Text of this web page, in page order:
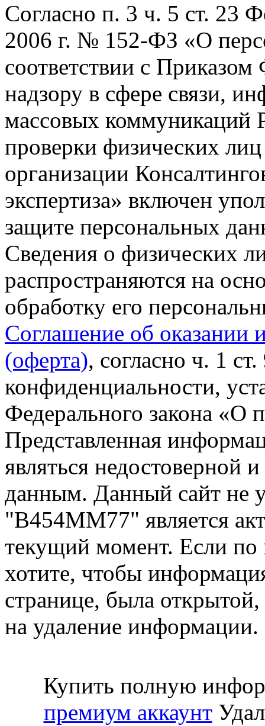
Согласно п. 3 ч. 5 ст. 23
2006 г. № 152-ФЗ «О
соответствии с
надзору в сфере связи,
массовых коммуникаций
проверки физических
организации
экспертиза» включен
защите персональных
Сведения о физических
распространяются на
обработку его
Соглашение об оказании
(оферта), согласно ч. 1
конфиденциальности,
Федерального закона «О
Представленная
являться недостоверной
данным. Данный сайт не
"В454ММ77" является
текущий момент. Если
хотите, чтобы
странице, была открытой,
на удаление информации.
Купить полную
премиум аккаунт